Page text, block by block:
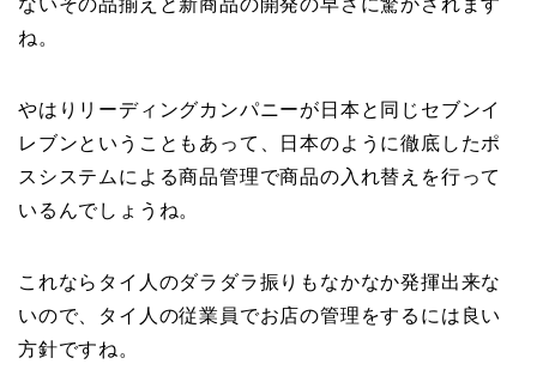
ね。
やはりリーディングカンパニーが日本と同じセブンイ
レブンということもあって、日本のように徹底したポ
スシステムによる商品管理で商品の入れ替えを行って
いるんでしょうね。
これならタイ人のダラダラ振りもなかなか発揮出来な
いので、タイ人の従業員でお店の管理をするには良い
方針ですね。